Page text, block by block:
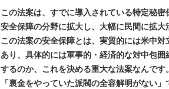
この法案は、すでに導入されている特定秘
安全保障の分野に拡大し、大幅に民間に拡大
この法案の安全保障とは、実質的には米中
あり、具体的には軍事的・経済的な対中包
するのか、これを決める重大な法案なんです。
「裏金をやっていた派閥の全容解明がない